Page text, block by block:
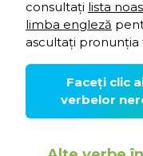
consultați lista
limba engleză
ascultați pronunția
Faceți clic
verbelor